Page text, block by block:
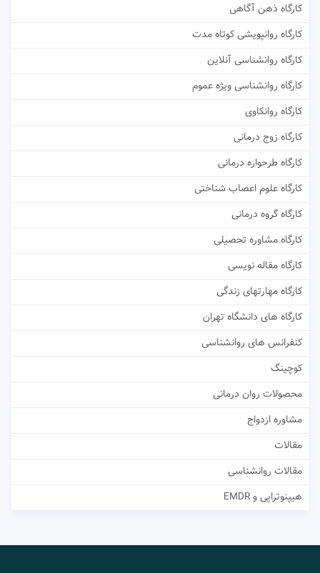
کارگاه ذهن آگاهی
کارگاه روانپویشی کوتاه مدت
کارگاه روانشناسی آنلاین
کارگاه روانشناسی ویژه عموم
کارگاه روانکاوی
کارگاه زوج درمانی
کارگاه طرحواره درمانی
کارگاه علوم اعصاب شناختی
کارگاه گروه درمانی
کارگاه مشاوره تحصیلی
کارگاه مقاله نویسی
کارگاه مهارتهای زندگی
کارگاه های دانشگاه تهران
کنفرانس های روانشناسی
کوچینگ
محصولات روان درمانی
مشاوره ازدواج
مقالات
مقالات روانشناسی
هیپنوتراپی و EMDR